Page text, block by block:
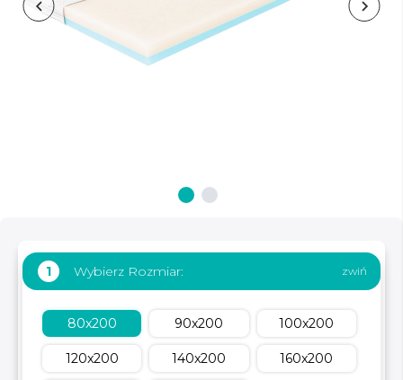
1 Wybierz Rozmiar:
80x200 90x200 100x200
120x200 140x200 160x200